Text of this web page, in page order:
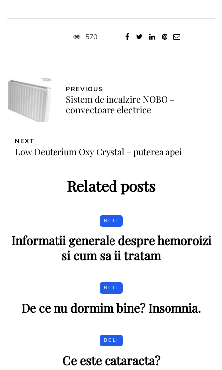
570
PREVIOUS
Sistem de incalzire NOBO –
convectoare electrice
NEXT
Low Deuterium Oxy Crystal – puterea apei
Related posts
BOLI
Informatii generale despre hemoroizi
si cum sa ii tratam
BOLI
De ce nu dormim bine? Insomnia.
BOLI
Ce este cataracta?